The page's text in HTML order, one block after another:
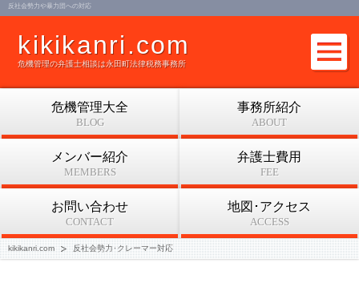
kikikanri.com
危機管理の弁護士相談は永田町法律税務事務所
反社会勢力や暴力団への対応
危機管理大全
BLOG
事務所紹介
ABOUT
メンバー紹介
MEMBERS
弁護士費用
FEE
お問い合わせ
CONTACT
地図･アクセス
ACCESS
kikikanri.com 反社会勢力･クレーマー対応